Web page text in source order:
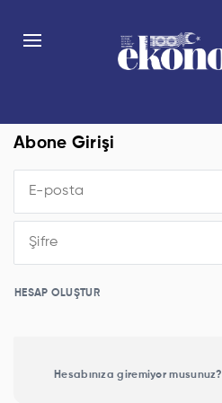
Abone Girişi
HESAP OLUŞTUR
Hesabınıza giremiyor musunuz?